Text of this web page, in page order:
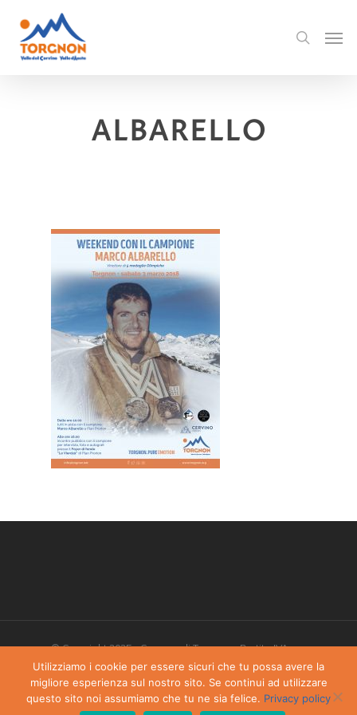
ALBARELLO
© Copyright 2025 - Comune di Torgnon - Partita IVA:
00405970070
Privacy Policy-Dichiarazione di accessibilità
Utilizziamo i cookie per essere sicuri che tu possa avere la
migliore esperienza sul nostro sito. Se continui ad utilizzare
questo sito noi assumiamo che tu ne sia felice. Privacy policy